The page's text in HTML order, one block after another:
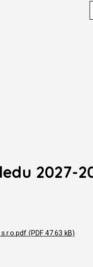
2027-
(PDF 47.63 kB)